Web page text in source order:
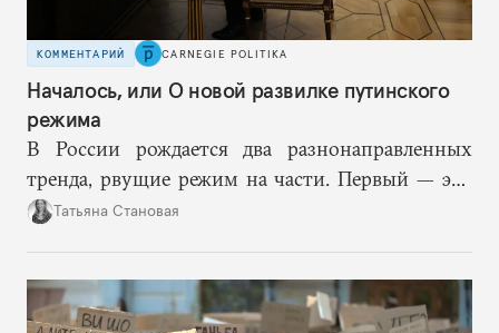
КОММЕНТАРИЙ CARNEGIE POLITIKA
Началось, или О новой развилке путинского
режима
В России рождается два разнонаправленных
тренда, рвущие режим на части. Первый — это
путинская логика войны, где эскалация влечет за
возможностей, на компетентность в принятии
Татьяна Становая